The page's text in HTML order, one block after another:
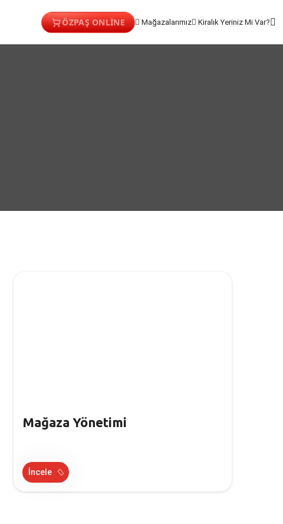
ÖZPAŞ ONLİNE Mağazalarımız Kiralık Yeriniz Mi Var?
Mağaza Yönetimi
İncele